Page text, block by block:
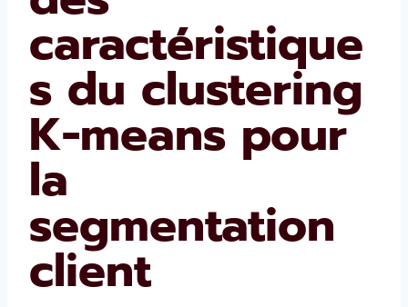
caractéristique
s du clustering
K-means pour
la
segmentation
client